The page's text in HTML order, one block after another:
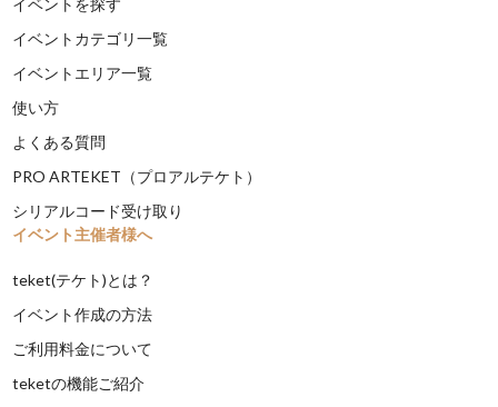
イベントを探す
イベントカテゴリ一覧
イベントエリア一覧
使い方
よくある質問
PRO ARTEKET（プロアルテケト）
シリアルコード受け取り
イベント主催者様へ
teket(テケト)とは？
イベント作成の方法
ご利用料金について
teketの機能ご紹介